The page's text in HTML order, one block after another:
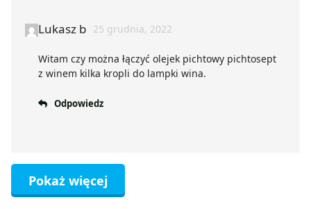
Lukasz b 25 grudnia, 2022
Witam czy można łączyć olejek pichtowy pichtosept
z winem kilka kropli do lampki wina.
Odpowiedz
Pokaż więcej